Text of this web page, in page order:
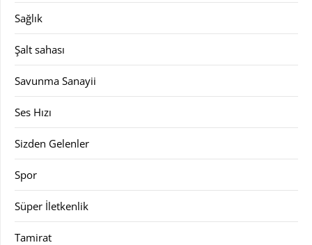
Sağlık
Şalt sahası
Savunma Sanayii
Ses Hızı
Sizden Gelenler
Spor
Süper İletkenlik
Tamirat